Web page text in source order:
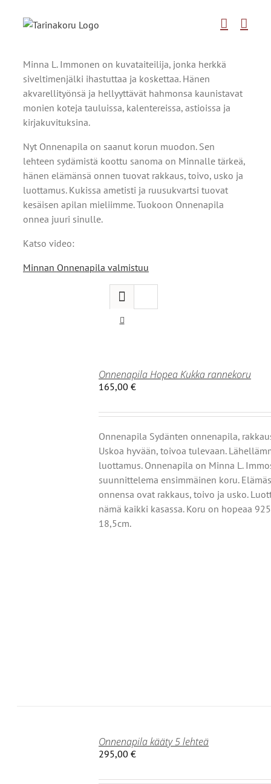
Minna L. Immonen on kuvataiteilija, jonka herkkä
siveltimenjälki ihastuttaa ja koskettaa. Hänen
akvarellityönsä ja hellyyttävät hahmonsa kaunistavat
monien koteja tauluissa, kalentereissa, astioissa ja
kirjakuvituksina.
Nyt Onnenapila on saanut korun muodon. Sen
lehteen sydämistä koottu sanoma on Minnalle tärkeä,
hänen elämänsä onnen tuovat rakkaus, toivo, usko ja
luottamus. Kukissa ametisti ja ruusukvartsi tuovat
kesäisen apilan mieliimme. Tuokoon Onnenapila
onnea juuri sinulle.
Katso video:
Minnan Onnenapila valmistuu
Onnenapila Hopea Kukka rannekoru
165,00 €
Onnenapila Sydänten onnenapila,
Uskoa hyvään, toivoa tulevaan.
luottamus. Onnenapila on Minna L.
suunnittelema ensimmäinen koru.
onnensa ovat rakkaus, toivo ja usko.
nämä kaikki kasassa. Koru on hopeaa
18,5cm.
Onnenapila kääty 5 lehteä
295,00 €